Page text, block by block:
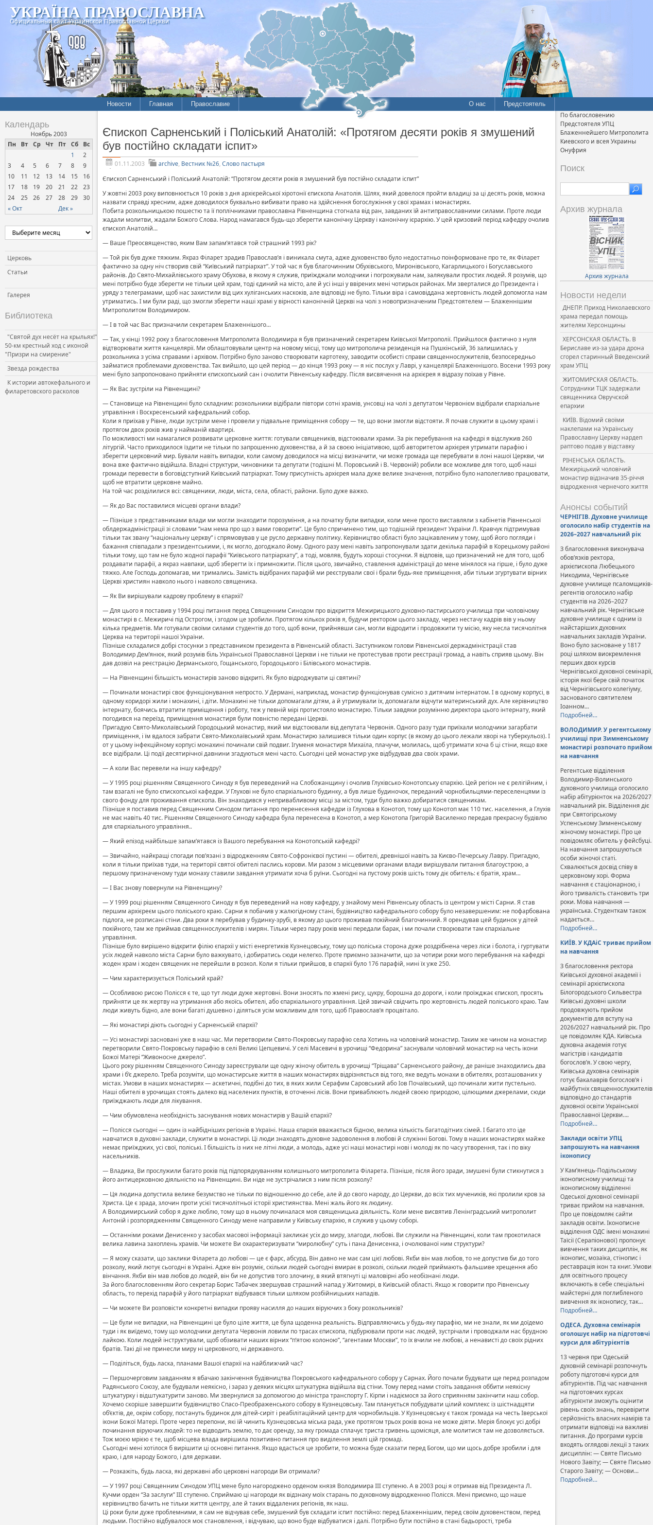
УКРАЇНА ПРАВОСЛАВНА
Официальный сайт Украинской Православной Церкви
Новости
Межконфессиональные
отношения
Нарушения прав
верующих
Официальная хроника
Расколы, ереси, секты
СОЦИАЛЬНОЕ
СЛУЖЕНИЕ
Церковь и власть
Церковь и общество
Церковь и СМИ
Главная Православие
История
Митрополиты
Хроники
О нас Предстоятель
Календарь
Ноябрь 2003
Пн
Вт Ср Чт Пт Сб Вс
« Окт Дек »
1
2
3
4 5 6 7 8
9
10
11 12 13 14 15
16
17
18 19 20 21 22
23
24
25 26 27 28 29 30
Церковь
Статьи
Галерея
Библиотека
"Святой дух несёт на крыльях!"
50-км крестный ход с иконой
"Призри на смирение"
Звезда рождества
К истории автокефального и
филаретовского расколов
Єпископ Сарненський і Поліський Анатолій: «Протягом десяти років я змушений
був постійно складати іспит»
01.11.2003 archive, Вестник №26, Слово пастыря
Єпископ Сарненський і Поліський Анатолій: “Протягом десяти років я змушений був постійно складати іспит”
У жовтні 2003 року виповнюється 10 років з дня архієрейської хіротонії єпископа Анатолія. Шлях, який довелося пройти владиці за ці десять років, можна
назвати справді хресним, адже доводилося буквально вибивати право на здійснення богослужіння у свої храмах і монастирях.
Побита розкольницькою пошестю та її поплічниками православна Рівненщина стогнала від ран, завданих їй антиправославними силами. Проте люди
жадали молитви, жадали Божого Слова. Народ намагався будь-що зберегти канонічну Церкву і канонічну ієрархію. У цей кризовий період кафедру очолив
єпископ Анатолій…
— Ваше Преосвященство, яким Вам запам’ятався той страшний 1993 рік?
— Той рік був дуже тяжким. Якраз Філарет зрадив Православ’я і виникала смута, адже духовенство було недостатньо поінформоване про те, як Філарет
фактично за одну ніч створив свій “Київський патріархат”. У той час я був благочинним Обухівського, Миронівського, Кагарлицького і Богуславського
районів. До Свято-Михайлівського храму Обухова, в якому я служив, приїжджали молодчики і погрожували нам, залякували простих людей. Я розумів, що
мені потрібно буде зберегти не тільки цей храм, тоді єдиний на місто, але й усі інші у ввірених мені чотирьох районах. Ми зверталися до Президента і
уряду з телеграмами, щоб нас захистили від цих хуліганських наскоків, але відповіді не було. Тільки віра і самовіддана жертовність людей допомогла нам
утриматись. І ми були раді, що змогли зберегти наші храмі у вірності канонічній Церкві на чолі з новопризначеним Предстоятелем — Блаженнішим
Митрополитом Володимиром.
— І в той час Вас призначили секретарем Блаженнішого…
— Так, у кінці 1992 року з благословення Митрополита Володимира я був призначений секретарем Київської Митрополії. Прийшлося фактично з нуля
відтворювати життя канцелярії. Ми облаштовували центр на новому місці, тому що митрополича резиденція на Пушкінській, 36 залишилась у
розкольника з усіма справами і архівом. Потрібно було заново створювати картотеку, заводити особисті справи священнослужителів, безпосередньо
займатися проблемами духовенства. Так вийшло, що цей період — до кінця 1993 року — я ніс послух у Лаврі, у канцелярії Блаженнішого. Восени 1993 року
мені було запропоновано прийняти єпископський сан і очолити Рівненську кафедру. Після висвячення на архієрея я відразу поїхав у Рівне.
— Як Вас зустріли на Рівненщині?
— Становище на Рівненщині було складним: розкольники відібрали півтори сотні храмів, унсовці на чолі з депутатом Червонієм відібрали єпархіальне
управління і Воскресенський кафедральний собор.
Коли я приїхав у Рівне, люди зустріли мене і провели у підвальне приміщення собору — те, що вони змогли відстояти. Я почав служити в цьому храмі і
протягом двох років жив у найманій квартирі.
По можливості ми намагалися розвивати церковне життя: готували священиків, відстоювали храми. За рік перебування на кафедрі я відслужив 260
літургій. Часто приходилося їздити не тільки по запрошенню духовенства, а й за своєю ініціативою, щоб авторитетом архієрея утримати парафію і
зберегти церковний мир. Бували навіть випадки, коли самому доводилося на місці визначити, чи може громада ще перебувати в лоні нашої Церкви, чи
вона вже фактично відійшла. Владні структури, чиновники та депутати (тодішні М. Поровський і В. Червоній) робили все можливе для того, щоб наші
громади перевести в боговідступний Київський патріархат. Тому присутність архієрея мала дуже велике значення, потрібно було наполегливо працювати,
щоб не втратити церковне майно.
На той час розділилися всі: священики, люди, міста, села, області, райони. Було дуже важко.
— Як до Вас поставилися місцеві органи влади?
— Пізніше з представниками влади ми могли знаходити порозуміння, а на початку були випадки, коли мене просто виставляли з кабінетів Рівненської
облдержадміністрації зі словами “нам нема про що з вами говорити”. Це було спричинено тим, що тодішній президент України Л. Кравчук підтримував
тільки так звану “національну церкву” і спрямовував у це русло державну політику. Керівництво області було зацікавленим у тому, щоб його погляди і
бажання співпадали з президентськими, і, як могло, догоджало йому. Одного разу мені навіть запропонували здати декілька парафій в Корецькому районі
тільки тому, що там не було жодної парафії “Київського патріархату”, а тоді, мовляв, будуть хороші стосунки. Я відповів, що призначений не для того, щоб
роздавати парафії, а якраз навпаки, щоб зберегти їх і примножити. Після цього, звичайно, ставлення адміністрації до мене мінялося на гірше, і було дуже
тяжко. Але Господь допомагав, ми тримались. Замість відібраних парафій ми реєстрували свої і брали будь-яке приміщення, аби тільки згуртувати вірних
Церкві християн навколо нього і навколо священика.
— Як Ви вирішували кадрову проблему в єпархії?
— Для цього я поставив у 1994 році питання перед Священним Синодом про відкриття Межирицького духовно-пастирського училища при чоловічому
монастирі в с. Межиричі під Острогом, і згодом це зробили. Протягом кількох років я, будучи ректором цього закладу, через нестачу кадрів вів у ньому
кілька предметів. Ми готували своїми силами студентів до того, щоб вони, прийнявши сан, могли відродити і продовжити ту місію, яку несла тисячолітня
Церква на території нашої України.
Пізніше складалися добрі стосунки з представником президента в Рівненській області. Заступником голови Рівненської держадміністрації став
Володимир Дем’янюк, який розумів біль Української Православної Церкви і не тільки не протестував проти реєстрації громад, а навіть сприяв цьому. Він
дав дозвіл на реєстрацію Дерманського, Гощанського, Городоцького і Білівського монастирів.
— На Рівненщині більшість монастирів заново відкриті. Як було відроджувати ці святині?
— Починали монастирі своє функціонування непросто. У Дермані, наприклад, монастир функціонував сумісно з дитячим інтернатом. І в одному корпусі, в
одному коридорі жили і монахині, і діти. Монахині не тільки допомагали дітям, а й утримували їх, допомагали відчути материнський дух. Але керівництво
інтернату, боячись втратити приміщення і роботу, теж у певній мірі протистояло монастирю. Тільки завдяки розумінню директора цього інтернату, який
погодився на переїзд, приміщення монастиря були повністю передані Церкві.
Пригадую Свято-Миколаївський Городоцький монастир, який ми відстоювали від депутата Червонія. Одного разу туди приїхали молодчики загарбати
приміщення, і їм вдалося забрати Свято-Миколаївський храм. Монастирю залишився тільки один корпус (в якому до цього лежали хворі на туберкульоз). І
от у цьому інфекційному корпусі монахині починали свій подвиг. Ігуменя монастиря Михаїла, плачучи, молилась, щоб утримати хоча б ці стіни, якщо вже
все відібрали. Ці події десятирічної давнини згадуються мені часто. Сьогодні цей монастир уже відбудував два своїх храми.
— А коли Вас перевели на іншу кафедру?
— У 1995 році рішенням Священного Синоду я був переведений на Слобожанщину і очолив Глухівсько-Конотопську єпархію. Цей регіон не є релігійним, і
там взагалі не було єпископської кафедри. У Глухові не було єпархіального будинку, а був лише будиночок, переданий чорнобильцями-переселенцями із
свого фонду для проживання єпископа. Він знаходився у непривабливому місці за містом, туди було важко добиратися священикам.
Пізніше я поставив перед Священним Синодом питання про перенесення кафедри із Глухова в Конотоп, тому що Конотоп має 110 тис. населення, а Глухів
не має навіть 40 тис. Рішенням Священного Синоду кафедра була перенесена в Конотоп, а мер Конотопа Григорій Василенко передав прекрасну будівлю
для єпархіального управління..
— Який епізод найбільше запам’ятався із Вашого перебування на Конотопській кафедрі?
— Звичайно, найкращі спогади пов’язані з відродженням Свято-Софронієвої пустині — обителі, древнішої навіть за Києво-Печерську Лавру. Пригадую,
коли я тільки приїхав туди, на території святої обителі паслись корови. Ми разом з місцевими органами влади вирішували питання благоустрою, а
першому призначеному туди монаху ставили завдання утримати хоча б руїни. Сьогодні на пустому років шість тому діє обитель: є братія, храм…
— І Вас знову повернули на Рівненщину?
— У 1999 році рішенням Священного Синоду я був переведений на нову кафедру, у знайому мені Рівненську область із центром у місті Сарни. Я став
першим архієреєм цього поліського краю. Сарни я побачив у жалюгідному стані, будівництво кафедрального собору було незавершеним: не пофарбована
підлога, не розписані стіни. Два роки я перебував у будинку-зрубі, в якому до цього проживав покійний благочинний. Я орендував цей будинок у дітей
покійного, там же приймав священнослужителів і мирян. Тільки через пару років мені передали барак, і ми почали створювати там єпархіальне
управління.
Пізніше було вирішено відкрити філію єпархії у місті енергетиків Кузнецовську, тому що поліська сторона дуже роздрібнена через ліси і болота, і гуртувати
усіх людей навколо міста Сарни було важкувато, і добиратись сюди нелегко. Проте приємно зазначити, що за чотири роки мого перебування на кафедрі
жоден храм і жоден священик не перейшли в розкол. Коли я тільки прийшов, в єпархії було 176 парафій, нині їх уже 250.
— Чим характеризується Поліський край?
— Особливою рисою Полісся є те, що тут люди дуже жертовні. Вони зносять по жмені рису, цукру, борошна до дороги, і коли проїжджає єпископ, просять
прийняти це як жертву на утримання або якоїсь обителі, або єпархіального управління. Цей звичай свідчить про жертовність людей поліського краю. Там
люди живуть бідно, але вони багаті душевно і діляться усім можливим для того, щоб Православ’я процвітало.
— Які монастирі діють сьогодні у Сарненській єпархії?
— Усі монастирі засновані уже в наш час. Ми перетворили Свято-Покровську парафію села Хотинь на чоловічий монастир. Таким же чином на монастир
перетворили Свято-Покровську парафію в селі Великі Цепцевичі. У селі Масевичі в урочищі “Федорина” заснували чоловічий монастир на честь ікони
Божої Матері “Живоносне джерело”.
Цього року рішенням Священного Синоду зареєстрували ще одну жіночу обитель в урочищі “Тріщава” Сарненського району, де раніше знаходились два
храми і б’є джерело. Треба розуміти, що монастирське життя в наших монастирях відрізняється від того, яке ведуть монахи в обителях, розташованих у
містах. Умови в наших монастирях — аскетичні, подібні до тих, в яких жили Серафим Саровський або Іов Почаївський, що починали жити пустельно.
Наші обителі в урочищах стоять далеко від населених пунктів, в оточенні лісів. Вони приваблюють людей своєю природою, цілющими джерелами, сюди
приїжджають люди для лікування.
— Чим обумовлена необхідність заснування нових монастирів у Вашій єпархії?
— Полісся сьогодні — один із найбідніших регіонів в Україні. Наша єпархія вважається бідною, велика кількість багатодітних сімей. І багато хто іде
навчатися в духовні заклади, служити в монастирі. Ці люди знаходять духовне задоволення в любові й служінні Богові. Тому в наших монастирях майже
немає приїжджих, усі свої, поліські. І більшість із них не літні люди, а молодь, адже усі наші монастирі нові і молоді як по часу утворення, так і по віку
насельників.
— Владика, Ви прослужили багато років під підпорядкуванням колишнього митрополита Філарета. Пізніше, після його зради, змушені були стикнутися з
його антицерковною діяльністю на Рівненщині. Ви ніде не зустрічалися з ним після розколу?
— Ця людина допустила велике безумство не тільки по відношенню до себе, але й до свого народу, до Церкви, до всіх тих мучеників, які пролили кров за
Христа. Це є зрада, злочин проти усієї тисячолітньої історії християнства. Мені жаль його як людину.
А Володимирський собор я дуже люблю, тому що в ньому починалася моя священицька діяльність. Коли мене висвятив Ленінградський митрополит
Антоній і розпорядженням Священного Синоду мене направили у Київську єпархію, я служив у цьому соборі.
— Останніми роками Денисенко у засобах масової інформації закликає усіх до миру, злагоди, любові. Ви служили на Рівненщині, коли там прокотилася
велика лавина захоплень храмів. Чи можете Ви охарактеризувати “миролюбну” суть і пана Денисенка, і очолюваної ним структури?
— Я можу сказати, що заклики Філарета до любові — це є фарс, абсурд. Він давно не має сам цієї любові. Якби він мав любов, то не допустив би до того
розколу, який лютує сьогодні в Україні. Адже він розуміє, скільки людей сьогодні вмирає в розколі, скільки людей приймають фальшиве хрещення або
вінчання. Якби він мав любов до людей, він би не допустив того злочину, в який втягнуті ці маловірні або необізнані люди.
За його благословенням його секретар Борис Табачек звершував страшний напад у Житомирі, в Київській області. Якщо ж говорити про Рівненську
область, то перехід парафій у його патріархат відбувався тільки шляхом розбійницьких нападів.
— Чи можете Ви розповісти конкретні випадки прояву насилля до наших віруючих з боку розкольників?
— Це були не випадки, на Рівненщині це було ціле життя, це була щоденна реальність. Відправляючись у будь-яку парафію, ми не знали, як ми доїдемо
туди і як виїдемо, тому що молодчики депутата Червонія ловили по трасах єпископа, підбурювали проти нас людей, зустрічали і проводжали нас брудною
лайкою. Коли людей інструктували, щоб обзивати наших вірних “п’ятою колоною”, “агентами Москви”, то їх вчили не любові, а ненависті до своїх рідних
братів. Такі дії не принесли миру ні церковного, ні державного.
— Поділіться, будь ласка, планами Вашої єпархії на найближчий час?
— Першочерговим завданням я вбачаю закінчення будівництва Покровського кафедрального собору у Сарнах. Його почали будувати ще перед розпадом
Радянського Союзу, але будували неякісно, і зараз у деяких місцях штукатурка відійшла від стіни. Тому перед нами стоїть завдання оббити неякісну
штукатурку і відштукатурити заново. Ми звернулися за допомогою до міністра транспорту Г. Кірпи і надіємося за його сприянням закінчити наш собор.
Хочемо скоріше завершити будівництво Спасо-Преображенського собору в Кузнецовську. Там планується побудувати цілий комплекс із шістнадцяти
об’єктів, де, окрім собору, постануть будинок для дітей-сиріт і реабілітаційний центр для чорнобильців. У Кузнецовську є також громада на честь Іверської
ікони Божої Матері. Проте через перепони, які їй чинить Кузнецовська міська рада, уже протягом трьох років вона не може діяти. Мерія блокує усі добрі
починання віруючих людей: то не відводить землю, то дає оренду, за яку громада сплачує триста гривень щомісяця, але молитися там не дозволяється.
Тож моєю мрією є те, щоб місцева влада вирішила позитивно питання про виділення землі цій громаді.
Сьогодні мені хотілося б вирішити ці основні питання. Якщо вдасться це зробити, то можна буде сказати перед Богом, що ми щось добре зробили і для
краю, і для народу Божого, і для держави.
— Розкажіть, будь ласка, які державні або церковні нагороди Ви отримали?
— У 1997 році Священним Синодом УПЦ мене було нагороджено орденом князя Володимира ІІІ ступеню. А в 2003 році я отримав від Президента Л.
Кучми орден “За заслуги” ІІІ ступеню. Сприймаю ці нагороди як відзнаку моїх старань по духовному відродженню Полісся. Мені приємно, що наше
керівництво бачить не тільки життя центру, але й таких віддалених регіонів, як наш.
Ці роки були дуже проблемними, я сам не відчував себе, змушений був складати іспит постійно: перед Блаженнішим, перед своїм духовенством, перед
людьми. Постійно відбувалося моє становлення, і відчуваю, що воно буде відбуватися і далі. Потрібно бути постійно в стані бадьорості, треба
По благословению
Предстоятеля УПЦ
Блаженнейшего Митрополита
Киевского и всея Украины
Онуфрия
Поиск
Архив журнала
Архив журнала
Новости недели
ДНЕПР. Приход Николаевского
храма передал помощь
жителям Херсонщины
ХЕРСОНСКАЯ ОБЛАСТЬ. В
Бериславе из-за удара дрона
сгорел старинный Введенский
храм УПЦ
ЖИТОМИРСКАЯ ОБЛАСТЬ.
Сотрудники ТЦК задержали
священника Овручской
епархии
КИЇВ. Відомий своїми
наклепами на Українську
Православну Церкву нардеп
раптово подав у відставку
РІНЕНСЬКА ОБЛАСТЬ.
Межиріцький чоловічий
монастир відзначив 35-річчя
відродження чернечого життя
Анонсы событий
ЧЕРНІГІВ. Духовне училище
оголосило набір студентів на
2026–2027 навчальний рік
З благословення виконувача
обов’язків ректора,
архієпископа Любецького
Никодима, Чернігівське
духовне училище псаломщиків-
регентів оголосило набір
студентів на 2026–2027
навчальний рік. Чернігівське
духовне училище є одним із
найстаріших духовних
навчальних закладів України.
Воно було засноване у 1817
році шляхом виокремлення
перших двох курсів
Чернігівської духовної семінарії,
історія якої бере свій початок
від Чернігівського колегіуму,
заснованого святителем
Іоанном…
Подробней…
ВОЛОДИМИР. У регентському
училищі при Зимненському
монастирі розпочато прийом
на навчання
Регентське відділення
Володимир-Волинського
духовного училища оголосило
набір абітурієнток на 2026/2027
навчальний рік. Відділення діє
при Святогірському
Успенському Зимненському
жіночому монастирі. Про це
повідомляє обитель у фейсбуці.
На навчання запрошуються
особи жіночої статі.
Схвалюється досвід співу в
церковному хорі. Форма
навчання є стаціонарною, і
його тривалість становить три
роки. Мова навчання —
українська. Студенткам також
надається…
Подробней…
КИЇВ. У КДАіС триває прийом
на навчання
З благословення ректора
Київської духовної академії і
семінарії архієпископа
Білогородського Сильвестра
Київські духовні школи
продовжують прийом
документів для вступу на
2026/2027 навчальний рік. Про
це повідомляє КДА. Київська
духовна академія готує
магістрів і кандидатів
богослов’я. У свою чергу,
Київська духовна семінарія
готує бакалаврів богослов’я і
майбутніх священнослужителів
відповідно до стандартів
духовної освіти Української
Православної Церкви….
Подробней…
Заклади освіти УПЦ
запрошують на навчання
іконопису
У Кам’янець-Подільському
іконописному училищі та
іконописному відділенні
Одеської духовної семінарії
триває прийом на навчання.
Про це повідомляє сайти
закладів освіти. Іконописне
відділення ОДС імені монахині
Таїсії (Серапіонової) пропонує
вивчення таких дисциплін, як
іконопис, мозаїка, стінопис і
реставрація ікон та книг. Умови
для освітнього процесу
включають в себе спеціальні
майстерні для поглибленого
вивчення як іконопису, так…
Подробней…
ОДЕСА. Духовна семінарія
оголошує набір на підготовчі
курси для абітурієнтів
13 червня при Одеській
духовній семінарії розпочнуть
роботу підготовчі курси для
абітурієнтів. Під час навчання
на підготовчих курсах
абітурієнти зможуть оцінити
рівень своїх знань, перевірити
серйозність власних намірів та
отримати відповіді на важливі
питання. До програми курсів
входять оглядові лекції з таких
дисциплін: — Святе Письмо
Нового Завіту; — Святе Письмо
Старого Завіту; — Основи…
Подробней…